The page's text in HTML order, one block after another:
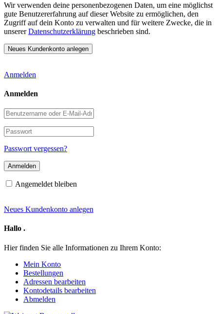
Wir verwenden deine personenbezogenen Daten, um eine möglichst
gute Benutzererfahrung auf dieser Website zu ermöglichen, den
Zugriff auf dein Konto zu verwalten und für weitere Zwecke, die in
unsererDatenschutzerklärung beschrieben sind.
Anmelden
Anmelden
Benutzername
oder
E-
Mail-
Adresse
Passwort
Passwort vergessen?
Angemeldet bleiben
Neues Kundenkonto anlegen
Hallo .
Hier finden Sie alle Informationen zu Ihrem Konto:
Mein Konto
Bestellungen
Adressen bearbeiten
Kontodetails bearbeiten
Abmelden